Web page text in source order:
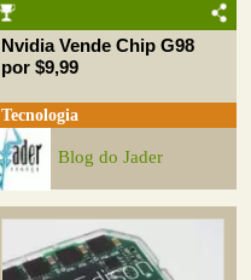
Nvidia Vende Chip G98
por $9,99
Tecnologia
Blog do Jader